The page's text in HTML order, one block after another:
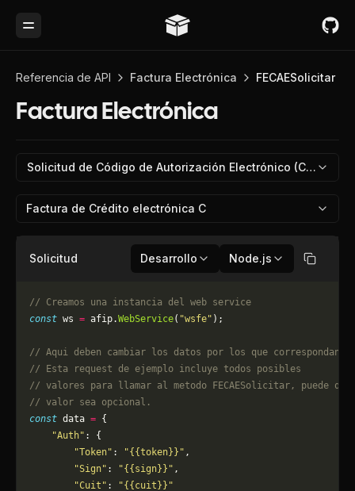
Toggle Menu
Referencia de API Factura Electrónica FECAESolicitar
Factura Electrónica
Solicitud de Código de Autorización Electrónico (CAE)
Factura de Crédito electrónica C
Solicitud Desarrollo Node.js Copiar
// Creamos una instancia del web service
const ws = afip.WebService( "wsfe" );
// Aqui deben cambiar los datos por los que correspondan.
// Esta request de ejemplo incluye todos posibles
// valores para llamar al metodo FECAESolicitar, puede que
// valor sea opcional.
const data = {
    "Auth"
: {
        "Token"
: "{{token}}" ,
        "Sign"
: "{{sign}}" ,
        "Cuit"
:
"{{cuit}}"